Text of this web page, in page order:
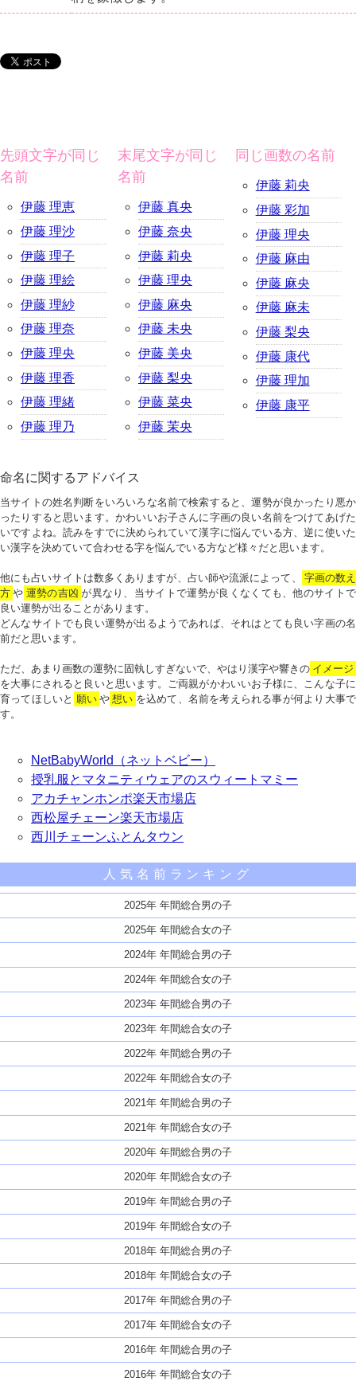
先頭文字が同じ
名前
伊藤 理恵
伊藤 理沙
伊藤 理子
伊藤 理絵
伊藤 理紗
伊藤 理奈
伊藤 理央
伊藤 理香
伊藤 理緒
伊藤 理乃
末尾文字が同じ
名前
伊藤 真央
伊藤 奈央
伊藤 莉央
伊藤 理央
伊藤 麻央
伊藤 未央
伊藤 美央
伊藤 梨央
伊藤 菜央
伊藤 茉央
同じ画数の名前
伊藤 莉央
伊藤 彩加
伊藤 理央
伊藤 麻由
伊藤 麻央
伊藤 麻未
伊藤 梨央
伊藤 康代
伊藤 理加
伊藤 康平
命名に関するアドバイス
当サイトの姓名判断をいろいろな名前で検索すると、運勢が良かったり悪か
ったりすると思います。かわいいお子さんに字画の良い名前をつけてあげた
いですよね。読みをすでに決められていて漢字に悩んでいる方、逆に使いた
い漢字を決めていて合わせる字を悩んでいる方など様々だと思います。
他にも占いサイトは数多くありますが、占い師や流派によって、
字画の数え
方 や 運勢の吉凶 が異なり、当サイトで運勢が良くなくても、他のサイトで
良い運勢が出ることがあります。
どんなサイトでも良い運勢が出るようであれば、それはとても良い字画の名
前だと思います。
ただ、あまり画数の運勢に固執しすぎないで、やはり漢字や響きの イメージ
を大事にされると良いと思います。ご両親がかわいいお子様に、こんな子に
育ってほしいと 願い や 想い を込めて、名前を考えられる事が何より大事で
す。
NetBabyWorld（ネットベビー）
授乳服とマタニティウェアのスウィートマミー
アカチャンホンポ楽天市場店
西松屋チェーン楽天市場店
西川チェーンふとんタウン
人気名前ランキング
2025年 年間総合男の子
2025年 年間総合女の子
2024年 年間総合男の子
2024年 年間総合女の子
2023年 年間総合男の子
2023年 年間総合女の子
2022年 年間総合男の子
2022年 年間総合女の子
2021年 年間総合男の子
2021年 年間総合女の子
2020年 年間総合男の子
2020年 年間総合女の子
2019年 年間総合男の子
2019年 年間総合女の子
2018年 年間総合男の子
2018年 年間総合女の子
2017年 年間総合男の子
2017年 年間総合女の子
2016年 年間総合男の子
2016年 年間総合女の子